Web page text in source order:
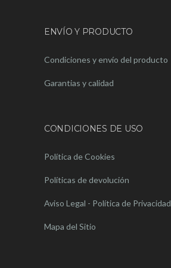
ENVÍO Y PRODUCTO
Condiciones y envío del producto
Garantias y calidad
CONDICIONES DE USO
Política de Cookies
Políticas de devolución
Aviso Legal - Política de Privacidad
Mapa del Sitio